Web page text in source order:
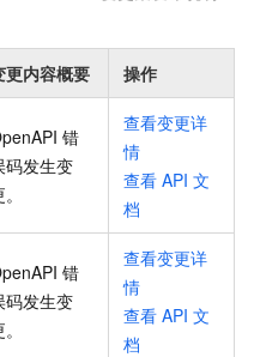
更内容概要 操作
错
码发生变
。
查看变更详
情
查看 API 文
档
错
码发生变
。
查看变更详
情
查看 API 文
档